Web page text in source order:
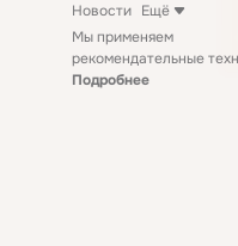
Новости Ещё
Мы применяем
рекомендательные
Подробнее